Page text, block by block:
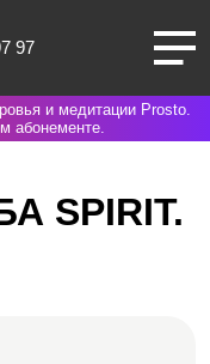
97
и медитации Prosto.
абонементе.Открытие клуба
SPIRIT.